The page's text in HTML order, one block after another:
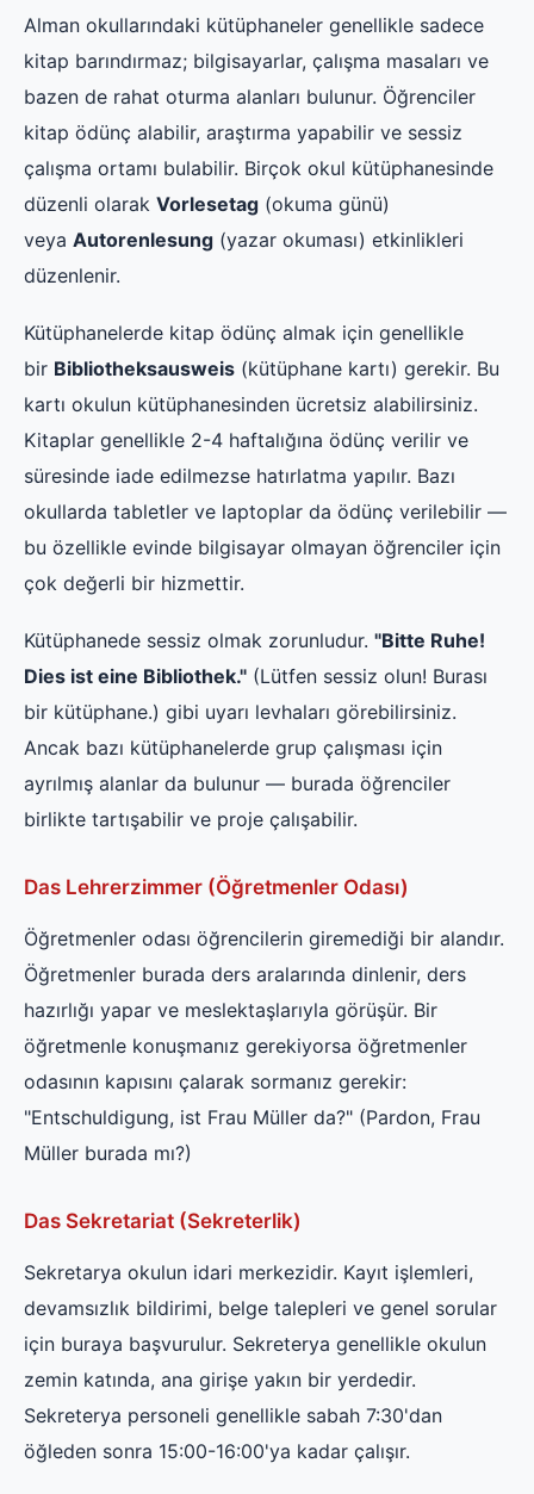
Alman okullarındaki kütüphaneler genellikle sadece
kitap barındırmaz; bilgisayarlar, çalışma masaları ve
bazen de rahat oturma alanları bulunur. Öğrenciler
kitap ödünç alabilir, araştırma yapabilir ve sessiz
çalışma ortamı bulabilir. Birçok okul kütüphanesinde
düzenli olarak Vorlesetag (okuma günü)
veya Autorenlesung (yazar okuması) etkinlikleri
düzenlenir.
Kütüphanelerde kitap ödünç almak için genellikle
bir Bibliotheksausweis (kütüphane kartı) gerekir. Bu
kartı okulun kütüphanesinden ücretsiz alabilirsiniz.
Kitaplar genellikle 2-4 haftalığına ödünç verilir ve
süresinde iade edilmezse hatırlatma yapılır. Bazı
okullarda tabletler ve laptoplar da ödünç verilebilir —
bu özellikle evinde bilgisayar olmayan öğrenciler için
çok değerli bir hizmettir.
Kütüphanede sessiz olmak zorunludur. "Bitte Ruhe!
Dies ist eine Bibliothek." (Lütfen sessiz olun! Burası
bir kütüphane.) gibi uyarı levhaları görebilirsiniz.
Ancak bazı kütüphanelerde grup çalışması için
ayrılmış alanlar da bulunur — burada öğrenciler
birlikte tartışabilir ve proje çalışabilir.
Das Lehrerzimmer (Öğretmenler Odası)
Öğretmenler odası öğrencilerin giremediği bir alandır.
Öğretmenler burada ders aralarında dinlenir, ders
hazırlığı yapar ve meslektaşlarıyla görüşür. Bir
öğretmenle konuşmanız gerekiyorsa öğretmenler
odasının kapısını çalarak sormanız gerekir:
"Entschuldigung, ist Frau Müller da?" (Pardon, Frau
Müller burada mı?)
Das Sekretariat (Sekreterlik)
Sekretarya okulun idari merkezidir. Kayıt işlemleri,
devamsızlık bildirimi, belge talepleri ve genel sorular
için buraya başvurulur. Sekreterya genellikle okulun
zemin katında, ana girişe yakın bir yerdedir.
Sekreterya personeli genellikle sabah 7:30'dan
öğleden sonra 15:00-16:00'ya kadar çalışır.